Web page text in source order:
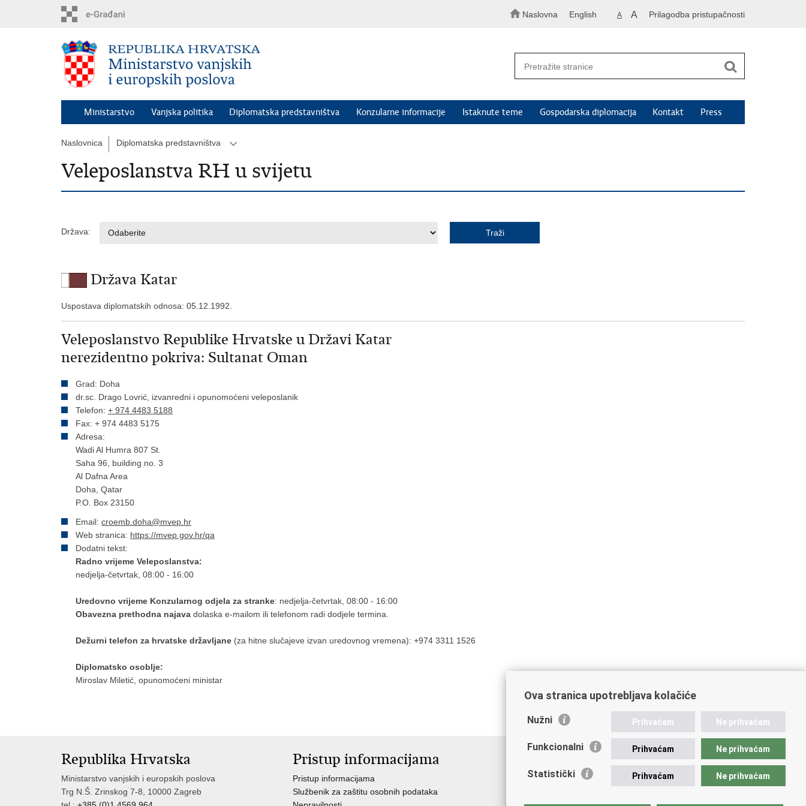
Naslovna English A A Prilagodba pristupačnosti
Ministarstvo Vanjska politika Diplomatska predstavništva Konzularne informacije Istaknute teme Gospodarska diplomacija Kontakt Press
Naslovnica Diplomatska predstavništva
Veleposlanstva RH u svijetu
Država:
Država Katar
Uspostava diplomatskih odnosa: 05.12.1992.
Veleposlanstvo Republike Hrvatske u Državi Katar
nerezidentno pokriva: Sultanat Oman
Grad: Doha
dr.sc. Drago Lovrić, izvanredni i opunomoćeni veleposlanik
Telefon: + 974 4483 5188
Fax: + 974 4483 5175
Adresa:
Wadi Al Humra 807 St.
Saha 96, building no. 3
Al Dafna Area
Doha, Qatar
P.O. Box 23150
Email: croemb.doha@mvep.hr
Web stranica: https://mvep.gov.hr/qa
Dodatni tekst:
Radno vrijeme Veleposlanstva:
nedjelja-četvrtak, 08:00 - 16:00
Uredovno vrijeme Konzularnog odjela za stranke: nedjelja-četvrtak, 08:00 - 16:00
Obavezna prethodna najava dolaska e-mailom ili telefonom radi dodjele termina.
Dežurni telefon za hrvatske državljane (za hitne slučajeve izvan uredovnog vremena): +974 3311 1526
Diplomatsko osoblje:
Miroslav Miletić, opunomoćeni ministar
Republika Hrvatska
Ministarstvo vanjskih i europskih poslova
Trg N.Š. Zrinskog 7-8, 10000 Zagreb
Pristup informacijama
Pristup informacijama
Službenik za zaštitu osobnih podataka
Javna nabava u MVEP-u
Ova stranica upotrebljava kolačiće
Nužni Prihvaćam Ne prihvaćam
Funkcionalni Prihvaćam Ne prihvaćam
Statistički Prihvaćam Ne prihvaćam